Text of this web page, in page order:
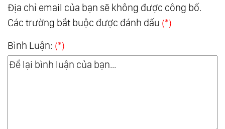
Địa chỉ email của bạn sẽ không được công bố.
Các trường bắt buộc được đánh dấu (*)
Bình Luận: (*)